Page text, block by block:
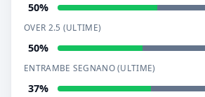
50%
OVER 2.5 (ULTIME)
50%
ENTRAMBE SEGNANO (ULTIME)
37%